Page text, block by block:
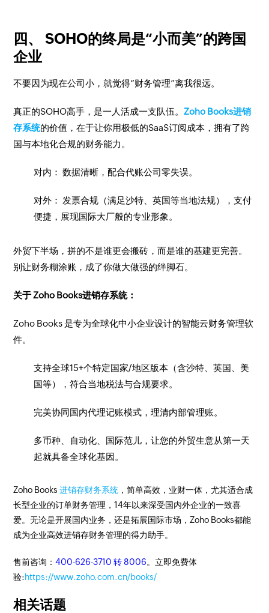
四、 SOHO的终局是“小而美”的跨国
企业
不要因为现在公司小，就觉得“财务管理”离我很远。
真正的SOHO高手，是一人活成一支队伍。Zoho Books进销
存系统的价值，在于让你用极低的SaaS订阅成本，拥有了跨
国与本地化合规的财务能力。
对内： 数据清晰，配合代账公司零失误。
对外： 发票合规（满足沙特、英国等当地法规），支付
便捷，展现国际大厂般的专业形象。
外贸下半场，拼的不是谁更会搬砖，而是谁的基建更完善。
别让财务糊涂账，成了你做大做强的绊脚石。
关于 Zoho Books进销存系统：
Zoho Books 是专为全球化中小企业设计的智能云财务管理软
件。
支持全球15+个特定国家/地区版本（含沙特、英国、美
国等），符合当地税法与合规要求。
完美协同国内代理记账模式，理清内部管理账。
多币种、自动化、国际范儿，让您的外贸生意从第一天
起就具备全球化基因。
Zoho Books进销存财务系统 ，简单高效，业财一体，尤其适合成
长型企业的订单财务管理，14年以来深受国内外企业的一致喜
爱。无论是开展国内业务，还是拓展国际市场，Zoho Books都能
成为企业高效进销存财务管理的得力助手。
售前咨询：400-626-3710 转 8006。立即免费体
验:https://www.zoho.com.cn/books/
相关话题